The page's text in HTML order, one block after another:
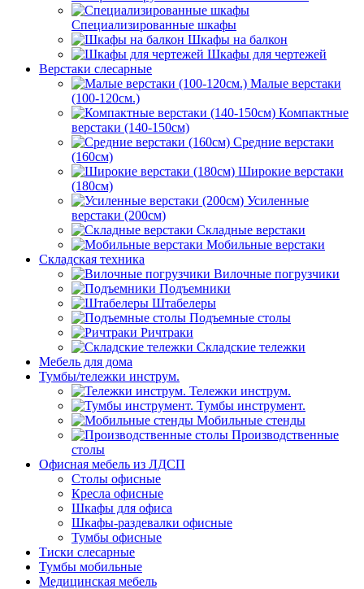
Специализированные шкафы
Шкафы на балкон
Шкафы для чертежей
Верстаки слесарные
Малые верстаки
(100-120см.)
Компактные
верстаки (140-150см)
Средние верстаки
(160см)
Широкие верстаки
(180см)
Усиленные
верстаки (200см)
Складные верстаки
Мобильные верстаки
Складская техника
Вилочные погрузчики
Подъемники
Штабелеры
Подъемные столы
Ричтраки
Складские тележки
Мебель для дома
Тумбы/тележки инструм.
Тележки инструм.
Тумбы инструмент.
Мобильные стенды
Производственные
столы
Офисная мебель из ЛДСП
Столы офисные
Кресла офисные
Шкафы для офиса
Шкафы-раздевалки офисные
Тумбы офисные
Тиски слесарные
Тумбы мобильные
Медицинская мебель